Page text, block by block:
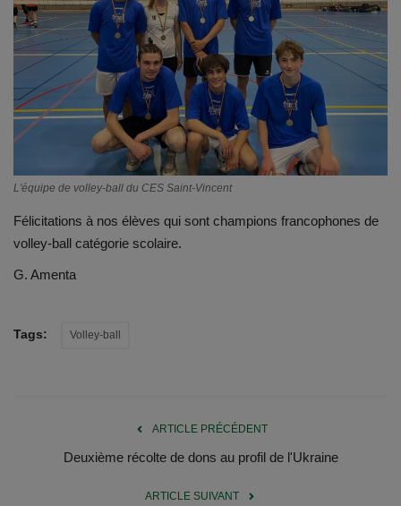
Emplois
Notre offre d'enseignement (2026)
Stages
Association des Parents
Offre d'enseignement & inscriptions
Ancien-ne-s du CES Saint-Vincent
Services
L'équipe de volley-ball du CES Saint-Vincent
Félicitations à nos élèves qui sont champions francophones de
volley-ball catégorie scolaire.
G. Amenta
Tags: Volley-ball
ARTICLE PRÉCÉDENT
Deuxième récolte de dons au profil de l'Ukraine
ARTICLE SUIVANT